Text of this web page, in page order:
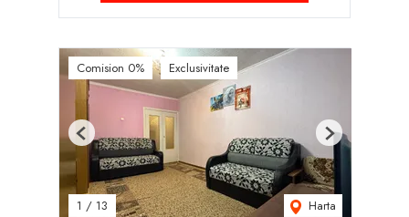
Comision 0% Exclusivitate
1 / 13 Harta
Previous Next